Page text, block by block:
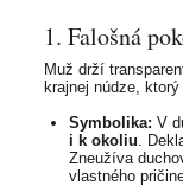
1. Falošná
Muž drží
krajnej núdze,
Symbolika: V
i k okoliu.
Zneužíva
vlastného